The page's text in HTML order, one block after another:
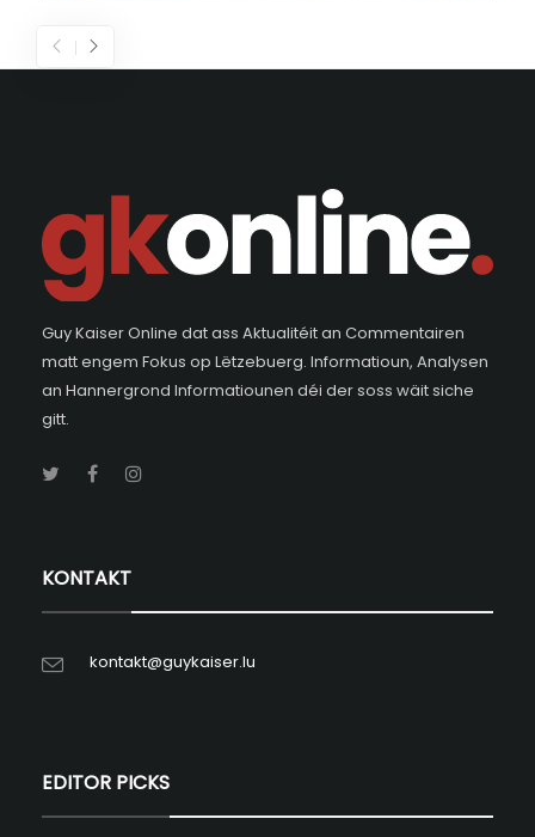
Guy Kaiser Online dat ass Aktualitéit an Commentairen
matt engem Fokus op Lëtzebuerg. Informatioun, Analysen
an Hannergrond Informatiounen déi der soss wäit siche
gitt.
KONTAKT
kontakt@guykaiser.lu
EDITOR PICKS